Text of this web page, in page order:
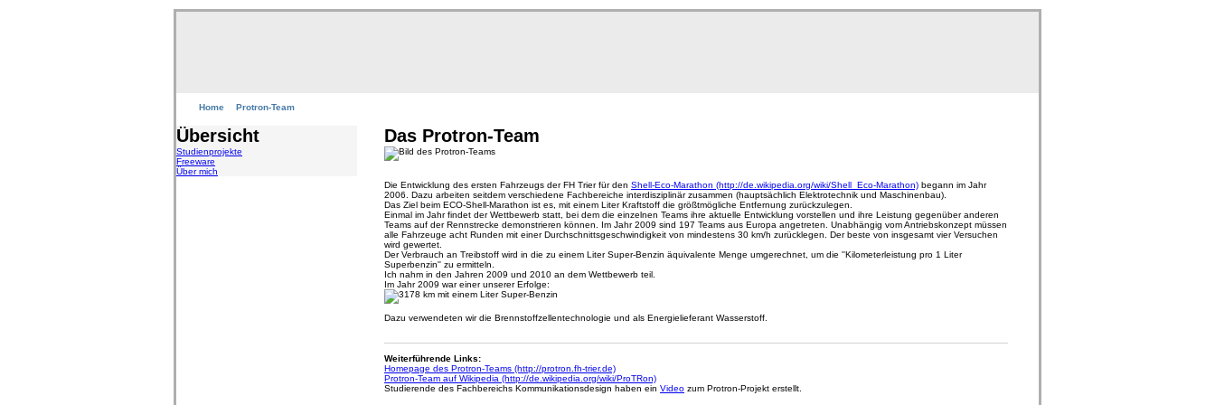
Home Protron-Team
Übersicht
Studienprojekte
Freeware
Über mich
Das Protron-Team
Die Entwicklung des ersten Fahrzeugs der FH Trier für den Shell-Eco-Marathon (http://de.wikipedia.org/wiki/Shell_Eco-Marathon) begann im Jahr
2006. Dazu arbeiten seitdem verschiedene Fachbereiche interdisziplinär zusammen (hauptsächlich Elektrotechnik und Maschinenbau).
Das Ziel beim ECO-Shell-Marathon ist es, mit einem Liter Kraftstoff die größtmögliche Entfernung zurückzulegen.
Einmal im Jahr findet der Wettbewerb statt, bei dem die einzelnen Teams ihre aktuelle Entwicklung vorstellen und ihre Leistung gegenüber anderen
Teams auf der Rennstrecke demonstrieren können. Im Jahr 2009 sind 197 Teams aus Europa angetreten. Unabhängig vom Antriebskonzept müssen
alle Fahrzeuge acht Runden mit einer Durchschnittsgeschwindigkeit von mindestens 30 km/h zurücklegen. Der beste von insgesamt vier Versuchen
wird gewertet.
Der Verbrauch an Treibstoff wird in die zu einem Liter Super-Benzin äquivalente Menge umgerechnet, um die ''Kilometerleistung pro 1 Liter
Superbenzin'' zu ermitteln.
Ich nahm in den Jahren 2009 und 2010 an dem Wettbewerb teil.
Im Jahr 2009 war einer unserer Erfolge:
Dazu verwendeten wir die Brennstoffzellentechnologie und als Energielieferant Wasserstoff.
Weiterführende Links:
Homepage des Protron-Teams (http://protron.fh-trier.de)
Protron-Team auf Wikipedia (http://de.wikipedia.org/wiki/ProTRon)
Studierende des Fachbereichs Kommunikationsdesign haben ein Video zum Protron-Projekt erstellt.